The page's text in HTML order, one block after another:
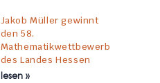
Jakob Müller gewinnt
den 58.
Mathematikwettbewerb
des Landes Hessen
lesen »